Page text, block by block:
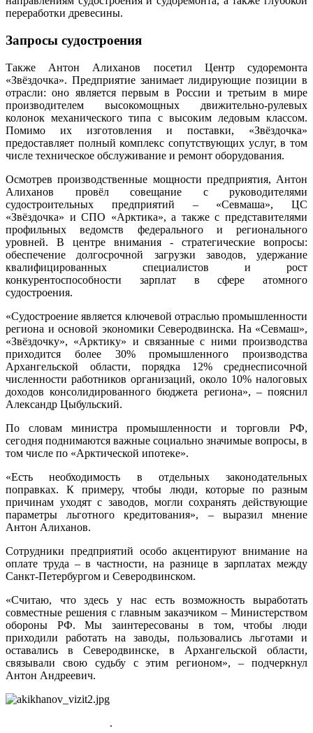
переработки древесины.
Запросы судостроения
Также Антон Алиханов посетил Центр судоремонта
«Звёздочка». Предприятие занимает лидирующие позиции в
отрасли: оно является первым в России и третьим в мире
производителем высокомощных движительно‑рулевых
колонок механического типа с высоким ледовым классом.
Помимо их изготовления и поставки, «Звёздочка»
предоставляет полный комплекс сопутствующих услуг, в том
числе техническое обслуживание и ремонт оборудования.
Осмотрев производственные мощности предприятия, Антон
Алиханов провёл совещание с руководителями
судостроительных предприятий – «Севмаша», ЦС
«Звёздочка» и СПО «Арктика», а также с представителями
профильных ведомств федерального и регионального
уровней. В центре внимания - стратегические вопросы:
обеспечение долгосрочной загрузки заводов, удержание
квалифицированных специалистов и рост
конкурентоспособности зарплат в сфере атомного
судостроения.
«Судостроение является ключевой отраслью промышленности
региона и основой экономики Северодвинска. На «Севмаш»,
«Звёздочку», «Арктику» и связанные с ними производства
приходится более 30% промышленного производства
Архангельской области, порядка 12% среднесписочной
численности работников организаций, около 10% налоговых
доходов консолидированного бюджета региона», – пояснил
Александр Цыбульский.
По словам министра промышленности и торговли РФ,
сегодня поднимаются важные социально значимые вопросы, в
том числе по «Арктической ипотеке».
«Есть необходимость в отдельных законодательных
поправках. К примеру, чтобы люди, которые по разным
причинам уходят с заводов, могли сохранять действующие
параметры льготного кредитования», – выразил мнение
Антон Алиханов.
Сотрудники предприятий особо акцентируют внимание на
оплате труда – в частности, на разнице в зарплатах между
Санкт‑Петербургом и Северодвинском.
«Считаю, что здесь у нас есть возможность выработать
совместные решения с главным заказчиком – Министерством
обороны РФ. Мы заинтересованы в том, чтобы люди
приходили работать на заводы, пользовались льготами и
оставались в Северодвинске, в Архангельской области,
связывали свою судьбу с этим регионом», – подчеркнул
Антон Андреевич.
.